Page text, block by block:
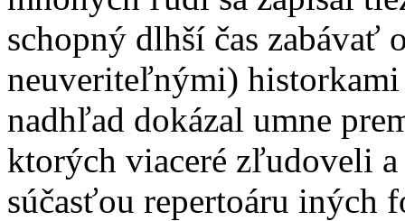
schopný dlhší čas zabávať
neuveriteľnými)
nadhľad dokázal umne
ktorých viaceré zľudoveli
súčasťou repertoáru iných